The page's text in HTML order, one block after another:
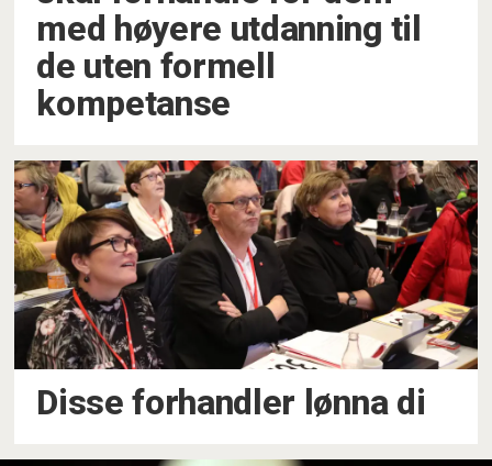
med høyere utdanning til
de uten formell
kompetanse
Disse forhandler lønna di